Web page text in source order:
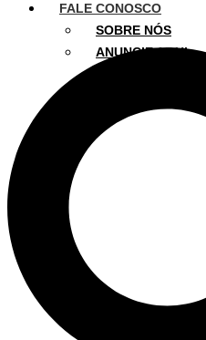
FALE CONOSCO
SOBRE NÓS
ANUNCIE AQUI